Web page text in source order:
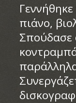
πιάνο,
Σπούδασε